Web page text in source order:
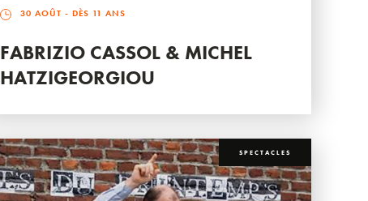
30 AOÛT - DÈS 11 ANS
FABRIZIO CASSOL & MICHEL
HATZIGEORGIOU
SPECTACLES